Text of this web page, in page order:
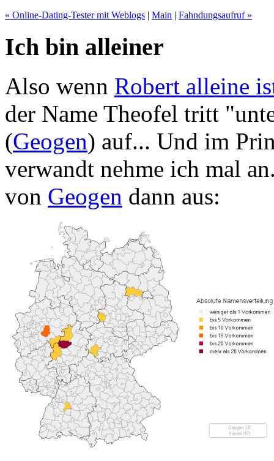
« Online-Dating-Tester mit Weblogs | Main | Fahndungsaufruf »
Ich bin alleiner
Also wenn Robert alleine
der Name Theofel tritt
(Geogen) auf... Und im
verwandt nehme ich mal
von Geogen dann aus: